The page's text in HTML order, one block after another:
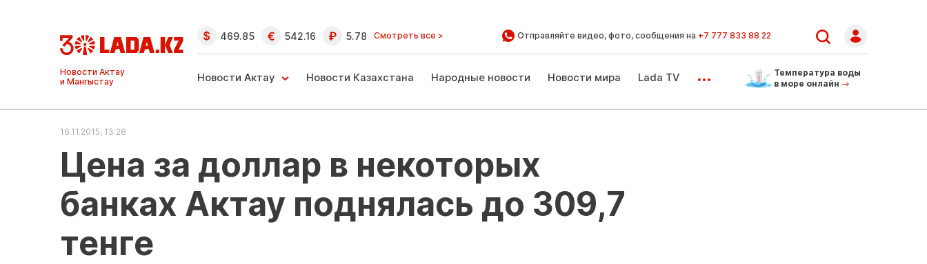
Ақтау және
Манғыстау
жаңалықтары
469.85 542.16 5.78 Смотреть все > Отправляйте видео, фото, сообщения на +7 777 833 88 22
Новости Актау Новости Казахстана Народные новости Новости мира Lada TV ...
Температура воды
в море онлайн
16.11.2015, 13:28
Цена за доллар в некоторых
банках Актау поднялась до 309,7
тенге